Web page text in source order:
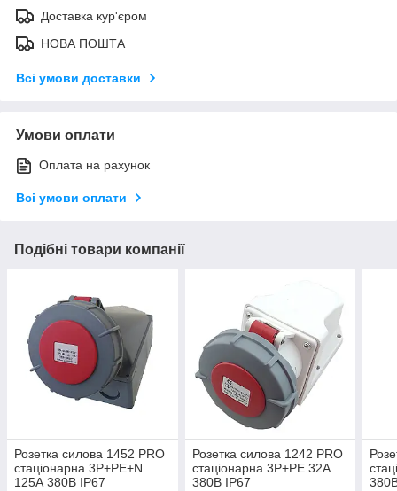
Доставка кур'єром
НОВА ПОШТА
Всі умови доставки
Умови оплати
Оплата на рахунок
Всі умови оплати
Подібні товари компанії
Розетка силова 1452 PRO
стаціонарна 3Р+PЕ+N
125А 380В IP67
Розетка силова 1242 PRO
стаціонарна 3Р+PЕ 32А
380В IP67